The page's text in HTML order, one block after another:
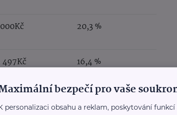
20,3 %
497Kč 16,4 %
14,7 %
bezpečí pro vaše
personalizaci obsahu a reklam, poskytování